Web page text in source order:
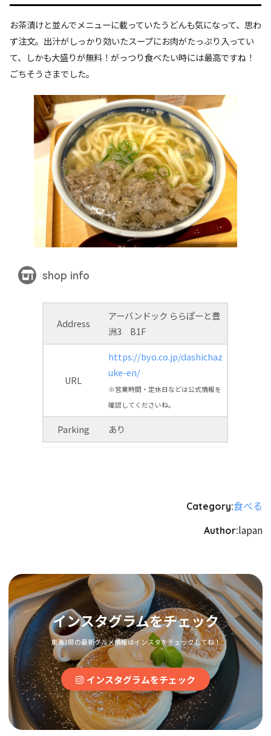
お茶漬けと並んでメニューに載っていたうどんも気になって、思わ
ず注文。出汁がしっかり効いたスープにお肉がたっぷり入ってい
て、しかも大盛りが無料！がっつり食べたい時には最高ですね！
ごちそうさまでした。
shop info
Address
アーバンドック ららぽーと豊
洲3 B1F
URL
https://byo.co.jp/dashichaz
uke-en/
※営業時間・定休日などは公式情報を
確認してくださいね。
Parking あり
Category:食べる
Author:lapan
インスタグラムをチェック
東海3県の最新グルメ情報はインスタをチェックしてね！
インスタグラムをチェック